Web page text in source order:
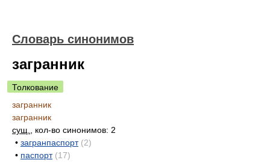
Словарь синонимов
загранник
Толкование
загранник
загранник
сущ.
, кол-во синонимов: 2
• загранпаспорт (2)
• паспорт (17)